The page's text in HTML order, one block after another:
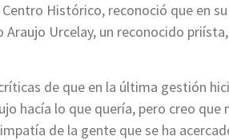
Histórico, reconoció que en
Urcelay, un reconocido
de que en la última gestión
hacía lo que quería, pero creo que
de la gente que se ha